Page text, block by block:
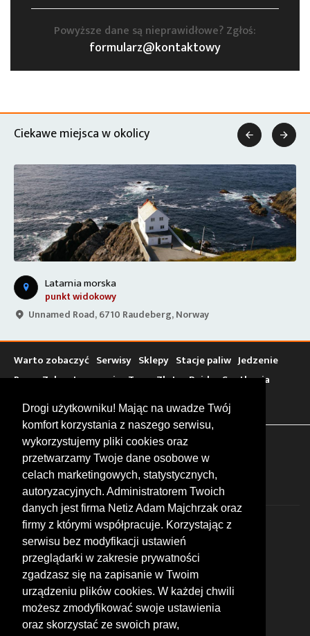
Drogi użytkowniku! Mając na uwadze Twój
komfort korzystania z naszego serwisu,
wykorzystujemy pliki cookies oraz
przetwarzamy Twoje dane osobowe w
celach marketingowych, statystycznych,
autoryzacyjnych. Administratorem Twoich
danych jest firma Netiz Adam Majchrzak oraz
firmy z którymi współpracuje. Korzystając z
serwisu bez modyfikacji ustawień
przeglądarki w zakresie prywatności
zgadzasz się na zapisanie w Twoim
urządzeniu plików cookies. W każdej chwili
możesz zmodyfikować swoje ustawienia
oraz skorzystać ze swoich praw,
Powyższe dane są nieprawidłowe? Zgłoś:
formularz@kontaktowy
Ciekawe miejsca w okolicy
Latarnia morska
punkt widokowy
Unnamed Road, 6710 Raudeberg, Norway
 
Warto zobaczyć Serwisy Sklepy Stacje paliw Jedzenie
Bary Zakwaterowanie Tory Zloty Rajdy Spotkania
Targi
Giełdy Szkolenia
FOLLOW US
© 2026 by MotoWhizzer.com
All rights reserved.
KONTAKT
ul. Chopina 16, I piętro